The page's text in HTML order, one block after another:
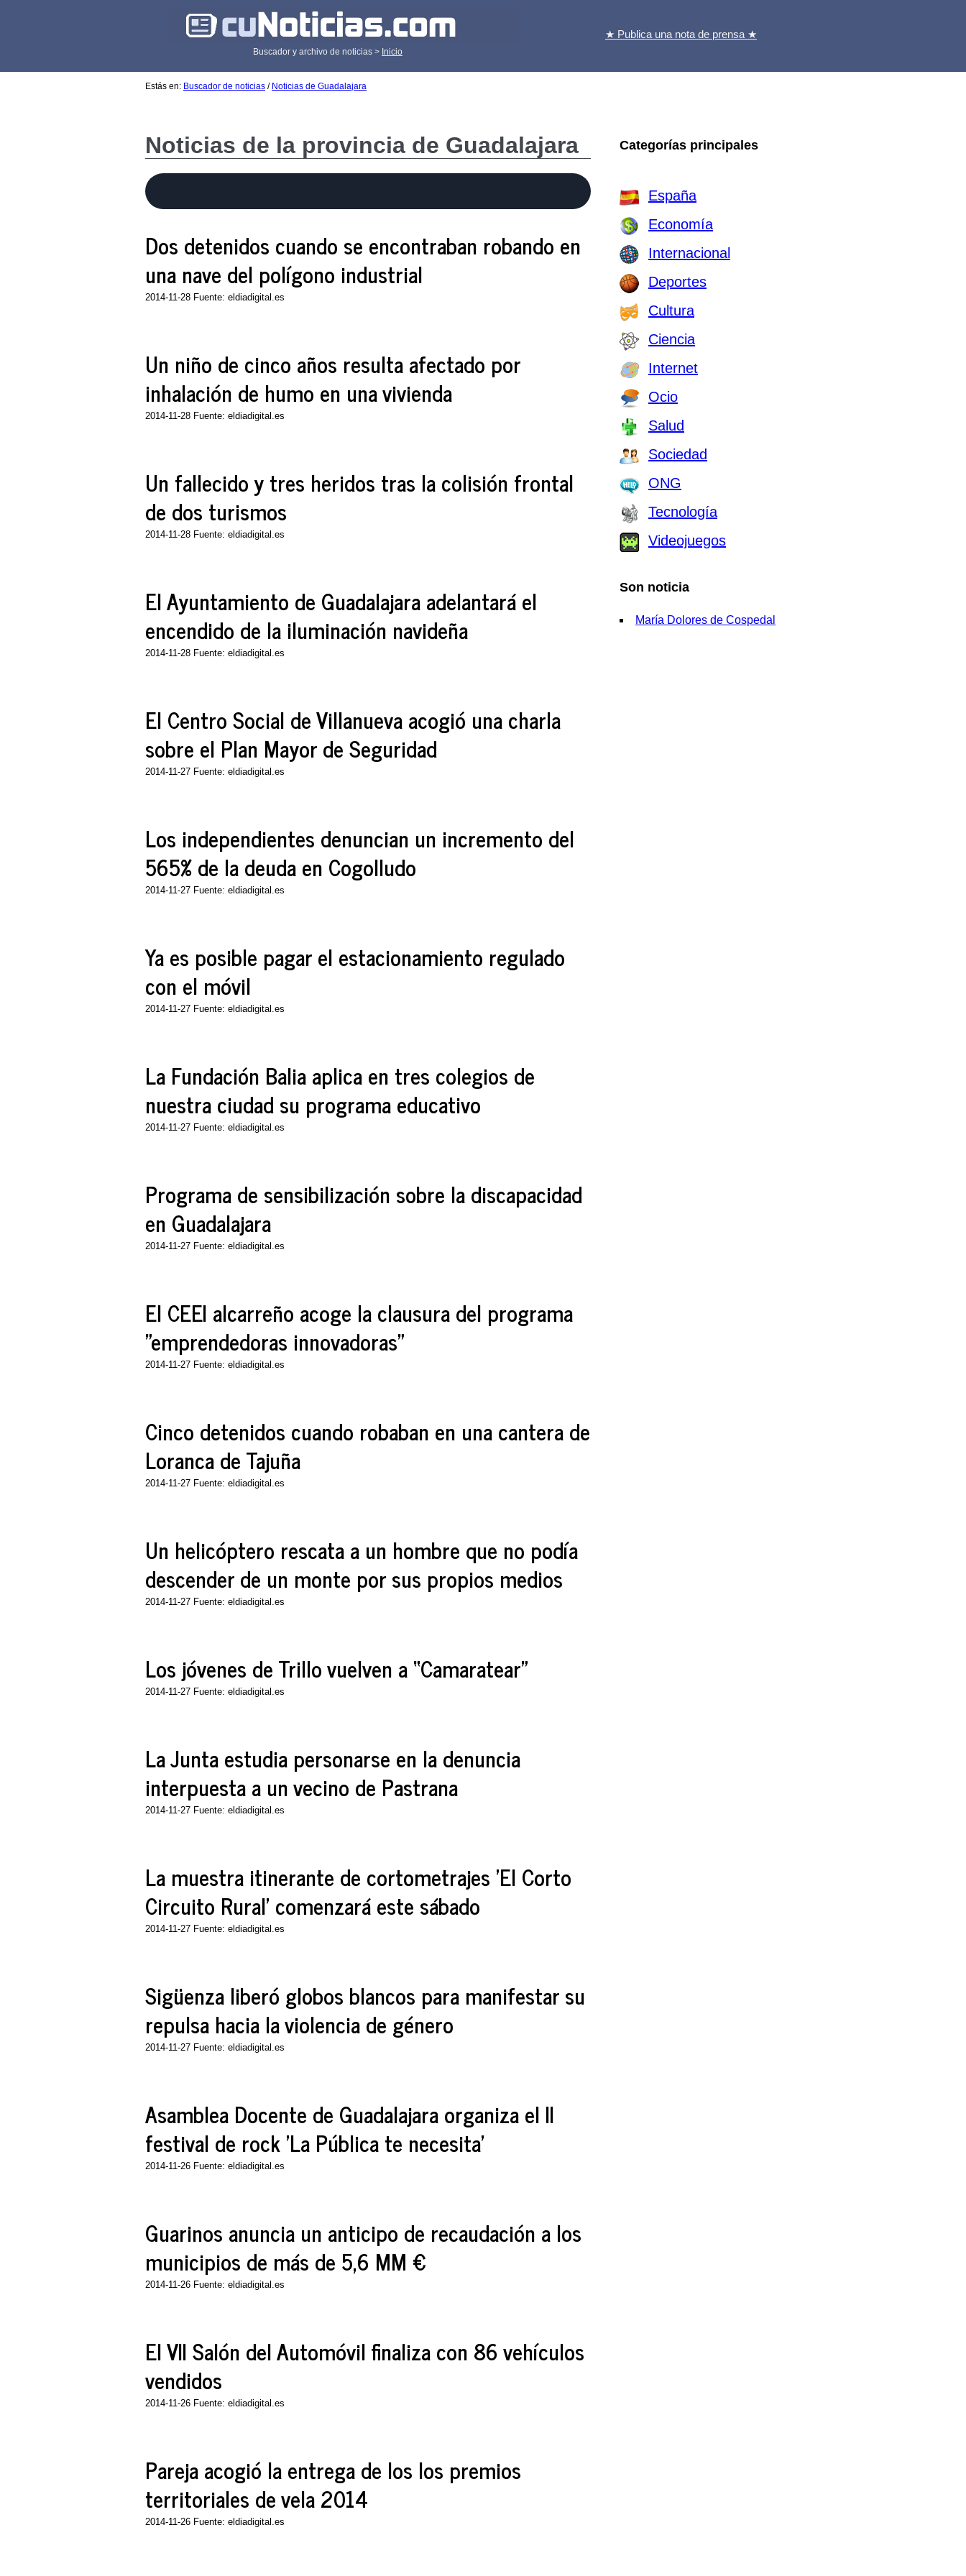
Buscador y archivo de noticias > Inicio
★ Publica una nota de prensa ★
Estás en: Buscador de noticias / Noticias de Guadalajara
Noticias de la provincia de Guadalajara
Dos detenidos cuando se encontraban robando en
una nave del polígono industrial
2014-11-28 Fuente: eldiadigital.es
Un niño de cinco años resulta afectado por
inhalación de humo en una vivienda
2014-11-28 Fuente: eldiadigital.es
Un fallecido y tres heridos tras la colisión frontal
de dos turismos
2014-11-28 Fuente: eldiadigital.es
El Ayuntamiento de Guadalajara adelantará el
encendido de la iluminación navideña
2014-11-28 Fuente: eldiadigital.es
El Centro Social de Villanueva acogió una charla
sobre el Plan Mayor de Seguridad
2014-11-27 Fuente: eldiadigital.es
Los independientes denuncian un incremento del
565% de la deuda en Cogolludo
2014-11-27 Fuente: eldiadigital.es
Ya es posible pagar el estacionamiento regulado
con el móvil
2014-11-27 Fuente: eldiadigital.es
La Fundación Balia aplica en tres colegios de
nuestra ciudad su programa educativo
2014-11-27 Fuente: eldiadigital.es
Programa de sensibilización sobre la discapacidad
en Guadalajara
2014-11-27 Fuente: eldiadigital.es
El CEEI alcarreño acoge la clausura del programa
"emprendedoras innovadoras"
2014-11-27 Fuente: eldiadigital.es
Cinco detenidos cuando robaban en una cantera de
Loranca de Tajuña
2014-11-27 Fuente: eldiadigital.es
Un helicóptero rescata a un hombre que no podía
descender de un monte por sus propios medios
2014-11-27 Fuente: eldiadigital.es
Los jóvenes de Trillo vuelven a “Camaratear”
2014-11-27 Fuente: eldiadigital.es
La Junta estudia personarse en la denuncia
interpuesta a un vecino de Pastrana
2014-11-27 Fuente: eldiadigital.es
La muestra itinerante de cortometrajes 'El Corto
Circuito Rural' comenzará este sábado
2014-11-27 Fuente: eldiadigital.es
Sigüenza liberó globos blancos para manifestar su
repulsa hacia la violencia de género
2014-11-27 Fuente: eldiadigital.es
Asamblea Docente de Guadalajara organiza el II
festival de rock 'La Pública te necesita'
2014-11-26 Fuente: eldiadigital.es
Guarinos anuncia un anticipo de recaudación a los
municipios de más de 5,6 MM €
2014-11-26 Fuente: eldiadigital.es
El VII Salón del Automóvil finaliza con 86 vehículos
vendidos
2014-11-26 Fuente: eldiadigital.es
Pareja acogió la entrega de los los premios
territoriales de vela 2014
2014-11-26 Fuente: eldiadigital.es
Categorías principales
España
Economía
Internacional
Deportes
Cultura
Ciencia
Internet
Ocio
Salud
Sociedad
ONG
Tecnología
Videojuegos
Son noticia
María Dolores de Cospedal